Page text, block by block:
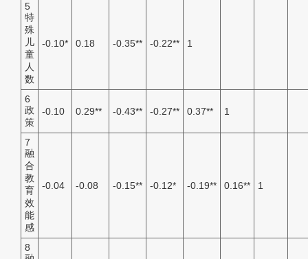
5
特
殊
儿
童
人
数
-0.10* 0.18 -0.35** -0.22** 1
6
政
策
-0.10 0.29** -0.43** -0.27** 0.37** 1
7
融
合
教
育
效
能
感
-0.04 -0.08 -0.15** -0.12* -0.19** 0.16** 1
8